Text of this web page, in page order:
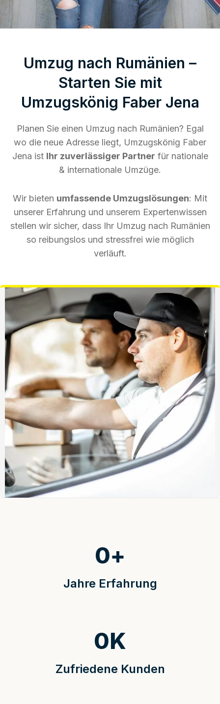
Umzug nach Rumänien –
Starten Sie mit
Umzugskönig Faber Jena
Planen Sie einen Umzug nach Rumänien? Egal
wo die neue Adresse liegt, Umzugskönig Faber
Jena ist Ihr zuverlässiger Partner für nationale
& internationale Umzüge.
Wir bieten umfassende Umzugslösungen: Mit
unserer Erfahrung und unserem Expertenwissen
stellen wir sicher, dass Ihr Umzug nach Rumänien
so reibungslos und stressfrei wie möglich
verläuft.
Jahre Erfahrung
0+
Zufriedene Kunden
0K